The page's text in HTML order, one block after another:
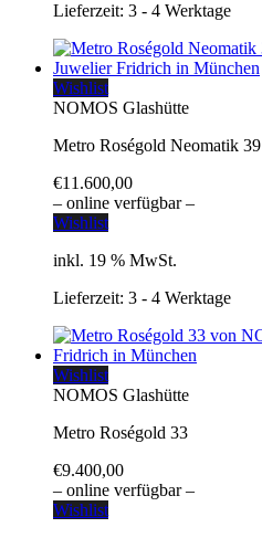
Lieferzeit: 3 - 4 Werktage
Wishlist
NOMOS Glashütte
Metro Roségold Neomatik 39
€11.600,00
– online verfügbar –
Wishlist
inkl. 19 % MwSt.
Lieferzeit: 3 - 4 Werktage
Wishlist
NOMOS Glashütte
Metro Roségold 33
€9.400,00
– online verfügbar –
Wishlist